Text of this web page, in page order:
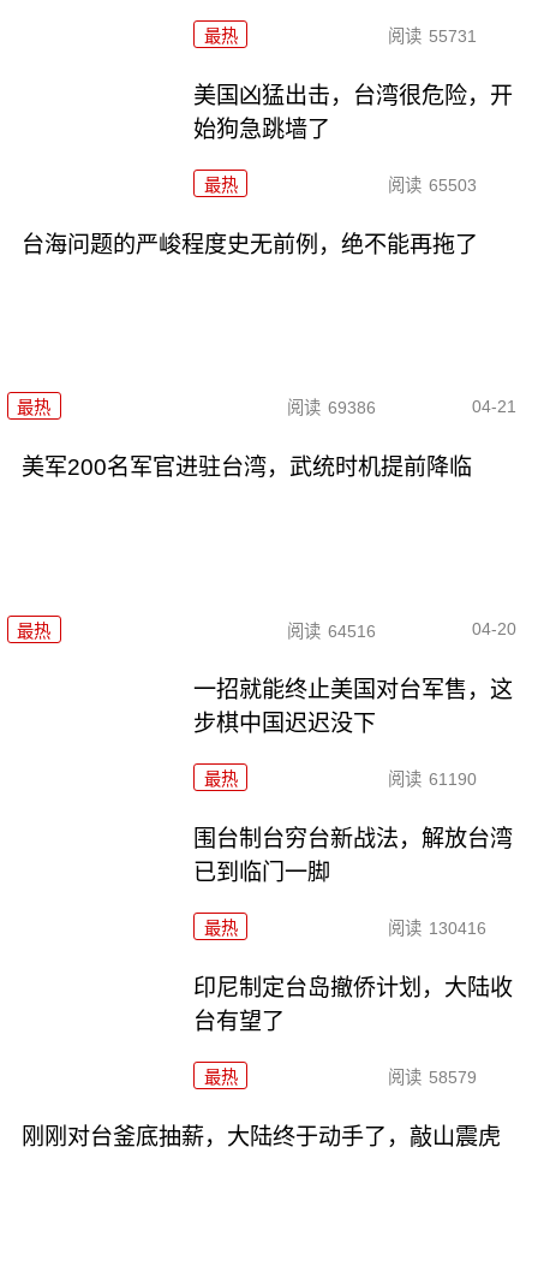
最热 阅读 55731
美国凶猛出击，台湾很危险，开
始狗急跳墙了
最热 阅读 65503
台海问题的严峻程度史无前例，绝不能再拖了
最热 阅读 69386 04-21
美军200名军官进驻台湾，武统时机提前降临
最热 阅读 64516 04-20
一招就能终止美国对台军售，这
步棋中国迟迟没下
最热 阅读 61190
围台制台穷台新战法，解放台湾
已到临门一脚
最热 阅读 130416
印尼制定台岛撤侨计划，​大陆收
台有望了
最热 阅读 58579
刚刚对台釜底抽薪，大陆终于动手了，敲山震虎